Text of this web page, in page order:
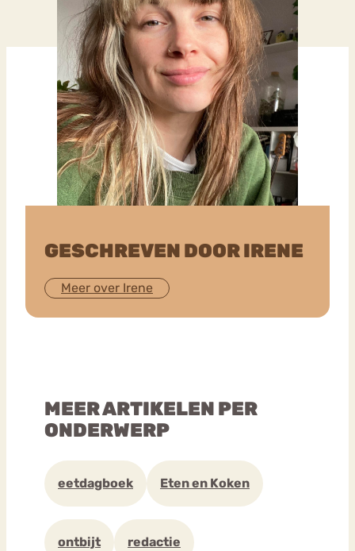
GESCHREVEN DOOR IRENE
Meer over Irene
MEER ARTIKELEN PER
ONDERWERP
eetdagboek Eten en Koken
ontbijt redactie